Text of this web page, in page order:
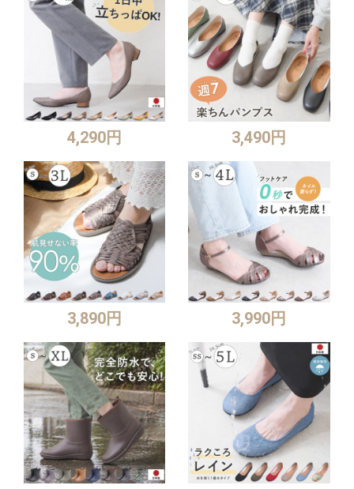
4,290円 3,490円
3,890円 3,990円